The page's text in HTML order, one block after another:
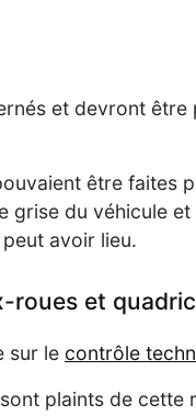
et devront
être faites
du véhicule et
avoir lieu.
roues et
sur le contrôle
plaints de